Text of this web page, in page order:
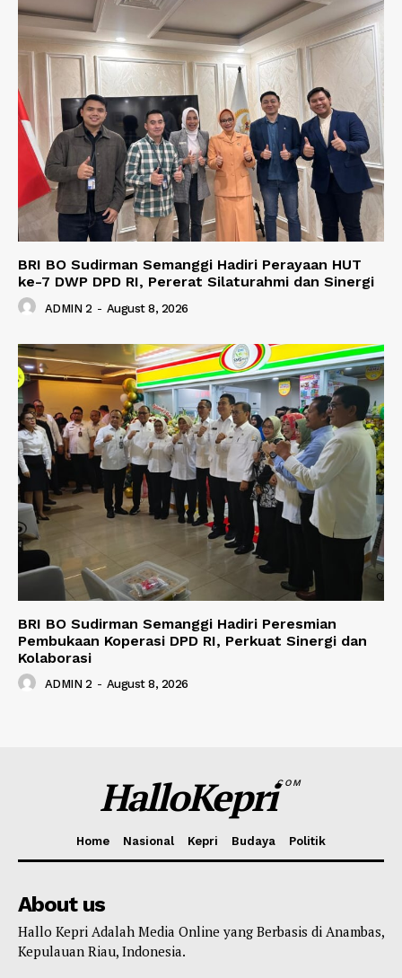
BRI BO Sudirman Semanggi Hadiri Perayaan HUT
ke-7 DWP DPD RI, Pererat Silaturahmi dan Sinergi
ADMIN 2 - August 8, 2026
BRI BO Sudirman Semanggi Hadiri Peresmian
Pembukaan Koperasi DPD RI, Perkuat Sinergi dan
Kolaborasi
ADMIN 2 - August 8, 2026
HalloKepriCOM
Home Nasional Kepri Budaya Politik
About us
Hallo Kepri Adalah Media Online yang Berbasis di Anambas,
Kepulauan Riau, Indonesia.